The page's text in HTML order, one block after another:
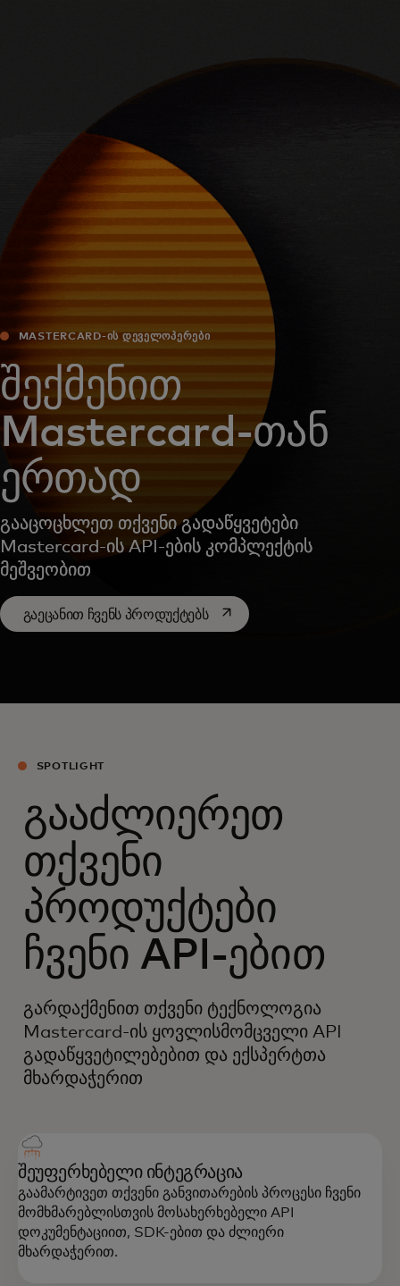
მსოფლიოსთვის
ინოვატორებისთვის
სიახლეები და ტენდენციები
MASTERCARD-ᲘᲡ ᲓᲔᲕᲔᲚᲝᲞᲔᲠᲔᲑᲘ
შექმენით
Mastercard-თან
ერთად
გააცოცხლეთ თქვენი გადაწყვეტები
Mastercard-ის API-ების კომპლექტის
მეშვეობით
გაეცანით ჩვენს პროდუქტებსopens in a new tab
SPOTLIGHT
გააძლიერეთ
თქვენი
პროდუქტები
ჩვენი API-ებით
გარდაქმენით თქვენი ტექნოლოგია
Mastercard-ის ყოვლისმომცველი API
გადაწყვეტილებებით და ექსპერტთა
მხარდაჭერით
შეუფერხებელი ინტეგრაცია
გაამარტივეთ თქვენი განვითარების პროცესი ჩვენი
მომხმარებლისთვის მოსახერხებელი API
დოკუმენტაციით, SDK-ებით და ძლიერი
მხარდაჭერით.